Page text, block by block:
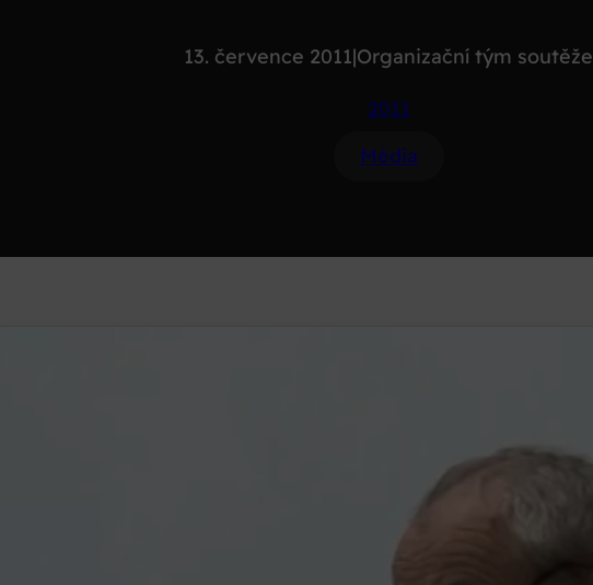
13. července 2011|Organizační tým soutěže
2011
Média